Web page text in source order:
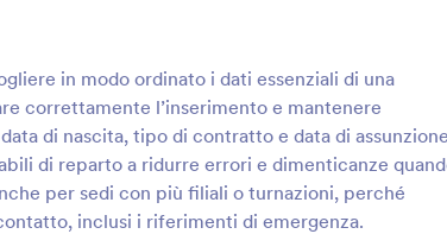
in modo ordinato i dati essenziali di una
correttamente l’inserimento e mantenere
di nascita, tipo di contratto e data di
di reparto a ridurre errori e dimenticanze
per sedi con più filiali o turnazioni, perché
inclusi i riferimenti di emergenza.
la firma del
Puoi
questo
il tema del
il layout e
il
Scheda Dati Dipendente Formulario
: